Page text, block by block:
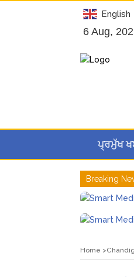
English
6 Aug,
ਪ੍ਰਮੁੱਖ
Breaking
Home